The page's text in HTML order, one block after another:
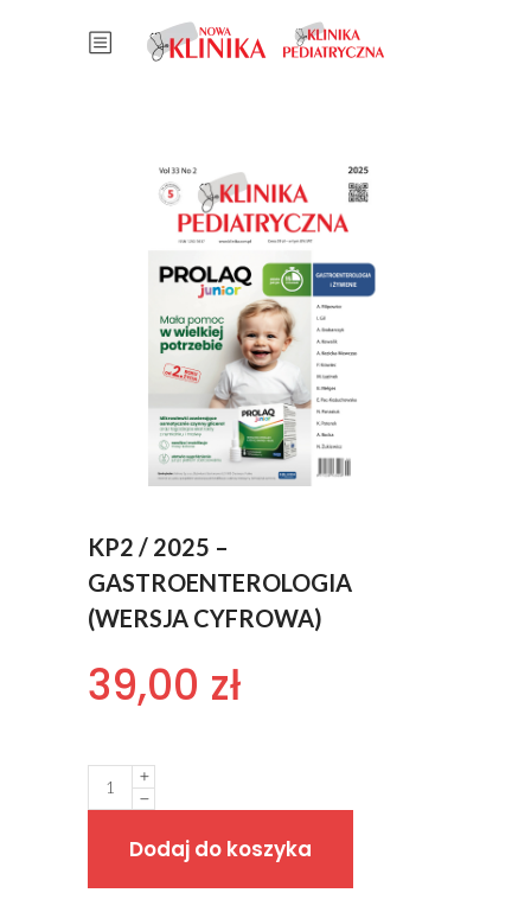
KP2 / 2025 –
GASTROENTEROLOGIA
(WERSJA CYFROWA)
39,00 zł
Quantity
Dodaj do koszyka